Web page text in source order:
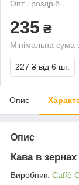
Опт і роздріб
235 ₴
Мінімальна
227 ₴ від 6 шт.
Опис
Опис
Кава в
Виробник: Caffè